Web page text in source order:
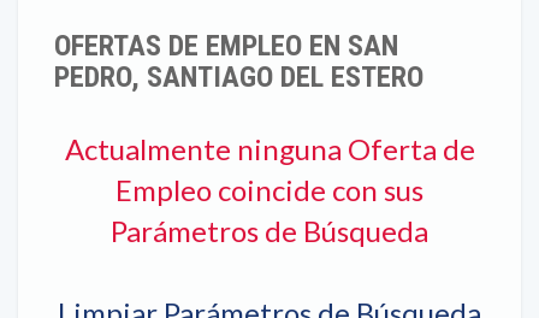
OFERTAS DE EMPLEO EN SAN
PEDRO, SANTIAGO DEL ESTERO
Actualmente ninguna Oferta de
Empleo coincide con sus
Parámetros de Búsqueda